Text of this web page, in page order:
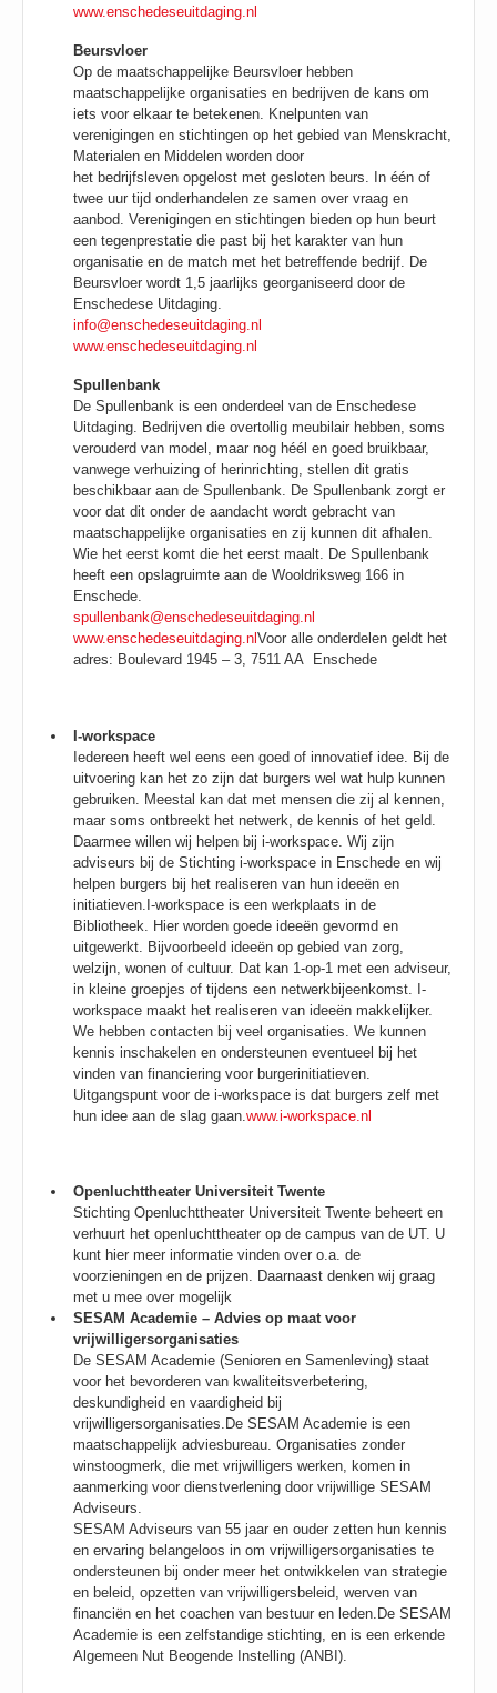
www.enschedeseuitdaging.nl
Beursvloer
Op de maatschappelijke Beursvloer hebben
maatschappelijke organisaties en bedrijven de kans om
iets voor elkaar te betekenen. Knelpunten van
verenigingen en stichtingen op het gebied van Menskracht,
Materialen en Middelen worden door
het bedrijfsleven opgelost met gesloten beurs. In één of
twee uur tijd onderhandelen ze samen over vraag en
aanbod. Verenigingen en stichtingen bieden op hun beurt
een tegenprestatie die past bij het karakter van hun
organisatie en de match met het betreffende bedrijf. De
Beursvloer wordt 1,5 jaarlijks georganiseerd door de
Enschedese Uitdaging.
info@enschedeseuitdaging.nl
www.enschedeseuitdaging.nl
Spullenbank
De Spullenbank is een onderdeel van de Enschedese
Uitdaging. Bedrijven die overtollig meubilair hebben, soms
verouderd van model, maar nog héél en goed bruikbaar,
vanwege verhuizing of herinrichting, stellen dit gratis
beschikbaar aan de Spullenbank. De Spullenbank zorgt er
voor dat dit onder de aandacht wordt gebracht van
maatschappelijke organisaties en zij kunnen dit afhalen.
Wie het eerst komt die het eerst maalt. De Spullenbank
heeft een opslagruimte aan de Wooldriksweg 166 in
Enschede.
spullenbank@enschedeseuitdaging.nl
www.enschedeseuitdaging.nl Voor alle onderdelen geldt het
adres: Boulevard 1945 – 3, 7511 AA Enschede
I-workspace
Iedereen heeft wel eens een goed of innovatief idee. Bij de
uitvoering kan het zo zijn dat burgers wel wat hulp kunnen
gebruiken. Meestal kan dat met mensen die zij al kennen,
maar soms ontbreekt het netwerk, de kennis of het geld.
Daarmee willen wij helpen bij i-workspace. Wij zijn
adviseurs bij de Stichting i-workspace in Enschede en wij
helpen burgers bij het realiseren van hun ideeën en
initiatieven.I-workspace is een werkplaats in de
Bibliotheek. Hier worden goede ideeën gevormd en
uitgewerkt. Bijvoorbeeld ideeën op gebied van zorg,
welzijn, wonen of cultuur. Dat kan 1-op-1 met een adviseur,
in kleine groepjes of tijdens een netwerkbijeenkomst. I-
workspace maakt het realiseren van ideeën makkelijker.
We hebben contacten bij veel organisaties. We kunnen
kennis inschakelen en ondersteunen eventueel bij het
vinden van financiering voor burgerinitiatieven.
Uitgangspunt voor de i-workspace is dat burgers zelf met
hun idee aan de slag gaan.www.i-workspace.nl
Openluchttheater Universiteit Twente
Stichting Openluchttheater Universiteit Twente beheert en
verhuurt het openluchttheater op de campus van de UT. U
kunt hier meer informatie vinden over o.a. de
voorzieningen en de prijzen. Daarnaast denken wij graag
met u mee over mogelijk
SESAM Academie – Advies op maat voor
vrijwilligersorganisaties
De SESAM Academie (Senioren en Samenleving) staat
voor het bevorderen van kwaliteitsverbetering,
deskundigheid en vaardigheid bij
vrijwilligersorganisaties.De SESAM Academie is een
maatschappelijk adviesbureau. Organisaties zonder
winstoogmerk, die met vrijwilligers werken, komen in
aanmerking voor dienstverlening door vrijwillige SESAM
Adviseurs.
SESAM Adviseurs van 55 jaar en ouder zetten hun kennis
en ervaring belangeloos in om vrijwilligersorganisaties te
ondersteunen bij onder meer het ontwikkelen van strategie
en beleid, opzetten van vrijwilligersbeleid, werven van
financiën en het coachen van bestuur en leden.De SESAM
Academie is een zelfstandige stichting, en is een erkende
Algemeen Nut Beogende Instelling (ANBI).